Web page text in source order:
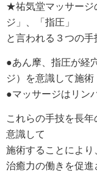
★祐気堂マッサージ
ジ」、「指圧」
と言われる３つの手
●あん摩、指圧が経
ジ）を意識して施術
●マッサージはリン
これらの手技を長
意識して
施術することによ
治癒力の働きを促進